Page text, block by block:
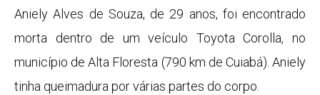
Aniely Alves de Souza, de 29 anos, foi encontrado
morta dentro de um veículo Toyota Corolla, no
município de Alta Floresta (790 km de Cuiabá). Aniely
tinha queimadura por várias partes do corpo.